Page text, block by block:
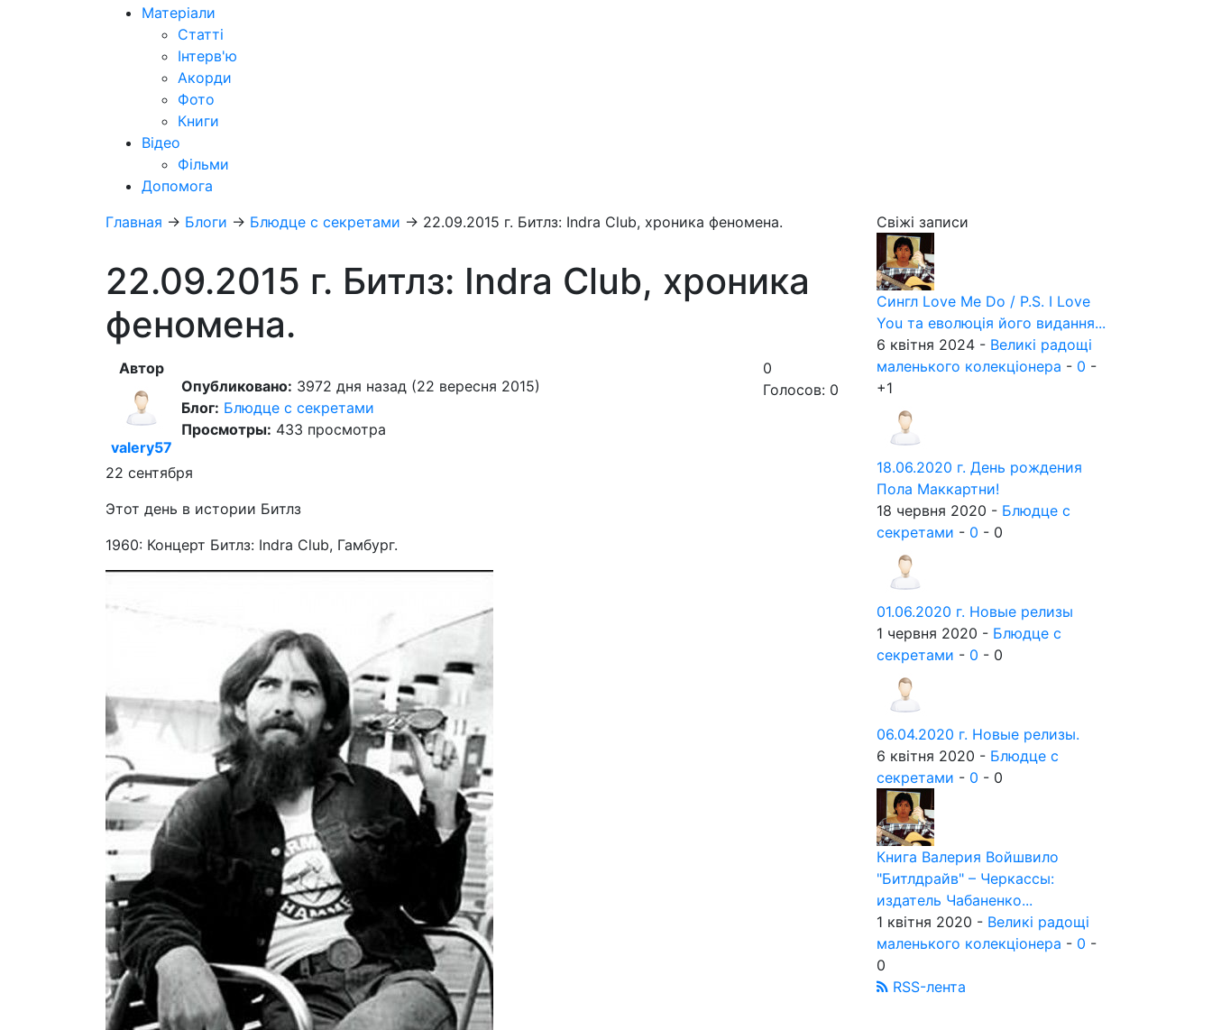
Матеріали
Статті
Інтерв'ю
Акорди
Фото
Книги
Відео
Фільми
Допомога
Главная → Блоги → Блюдце с секретами → 22.09.2015 г. Битлз: Indra Club, хроника феномена.
22.09.2015 г. Битлз: Indra Club, хроника
феномена.
Автор
valery57
Опубликовано: 3972 дня назад (22 вересня 2015)
Блог: Блюдце с секретами
Просмотры: 433 просмотра
0
Голосов: 0
22 сентября
Этот день в истории Битлз
1960: Концерт Битлз: Indra Club, Гамбург.
Свіжі записи
Сингл Love Me Do / P.S. I Love
You та еволюція його видання...
6 квітня 2024 - Великі радощі
маленького колекціонера - 0 -
+1
18.06.2020 г. День рождения
Пола Маккартни!
18 червня 2020 - Блюдце с
секретами - 0 - 0
01.06.2020 г. Новые релизы
1 червня 2020 - Блюдце с
секретами - 0 - 0
06.04.2020 г. Новые релизы.
6 квітня 2020 - Блюдце с
секретами - 0 - 0
Книга Валерия Войшвило
"Битлдрайв" – Черкассы:
издатель Чабаненко...
1 квітня 2020 - Великі радощі
маленького колекціонера - 0 -
0
RSS-лента